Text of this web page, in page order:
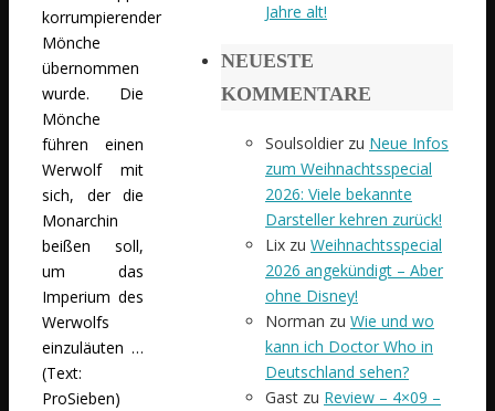
korrumpierender
Mönche
übernommen
wurde. Die
Mönche
führen einen
Werwolf mit
sich, der die
Monarchin
beißen soll,
um das
Imperium des
Werwolfs
einzuläuten …
(Text:
ProSieben)
Jahre alt!
NEUESTE
KOMMENTARE
Soulsoldier zu Neue Infos
zum Weihnachtsspecial
2026: Viele bekannte
Darsteller kehren zurück!
Lix zu Weihnachtsspecial
2026 angekündigt – Aber
ohne Disney!
Norman zu Wie und wo
kann ich Doctor Who in
Deutschland sehen?
Gast zu Review – 4×09 –